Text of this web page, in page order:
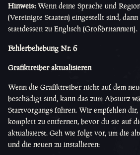
Hinweis: Wenn deine Sprache und
(Vereinigte Staaten) eingestellt sind,
stattdessen zu Englisch (Großbritannien).
Fehlerbehebung Nr. 6
Grafiktreiber aktualisieren
Wenn die Grafiktreiber nicht auf dem
beschädigt sind, kann das zum Absturz
Startvorgangs führen. Wir empfehlen
komplett zu entfernen, bevor du sie auf
aktualisierst. Geh wie folgt vor, um die
und die neuen zu installieren: